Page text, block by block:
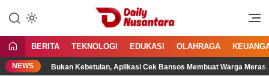
konten
Daily Nusantara
Menyajikan Fakta, Menginspirasi
BERITA TEKNOLOGI EDUKASI OLAHRAGA
NEWSBukan Kebetulan, Aplikasi Cek Bansos Membuat Warga Merasa